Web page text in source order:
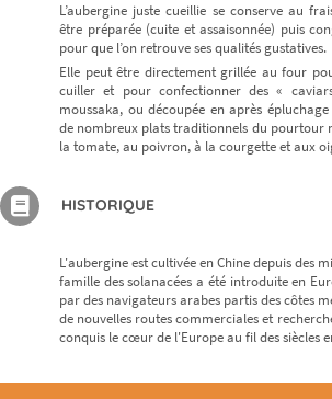
L’aubergine juste cueillie se conserve au
être préparée (cuite et assaisonnée) puis
pour que l’on retrouve ses qualités gustatives.
Elle peut être directement grillée au four
cuiller et pour confectionner des «
moussaka, ou découpée en après
de nombreux plats traditionnels du pourtour
la tomate, au poivron, à la courgette et aux
HISTORIQUE
L'aubergine est cultivée en Chine depuis des
famille des solanacées a été introduite en
par des navigateurs arabes partis des côtes
de nouvelles routes commerciales et
conquis le cœur de l'Europe au fil des siècles